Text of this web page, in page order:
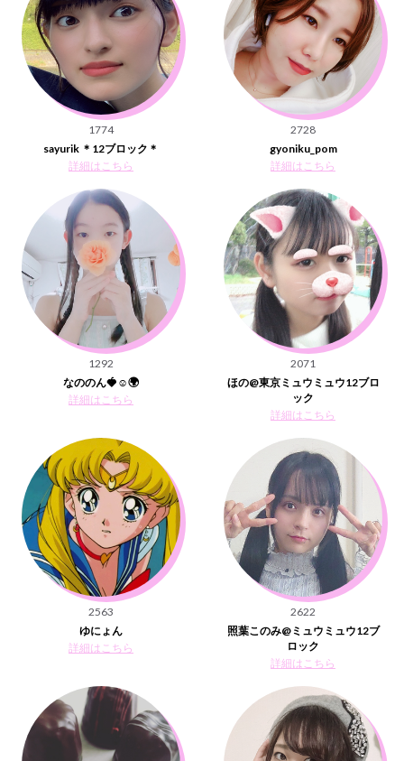
1774
sayurik ＊12ブロック＊
詳細はこちら
2728
gyoniku_pom
詳細はこちら
1292
なののん🍓☺️🌍
詳細はこちら
2071
ほの@東京ミュウミュウ12ブロ
ック
詳細はこちら
2563
ゆにょん
詳細はこちら
2622
照葉このみ@ミュウミュウ12ブ
ロック
詳細はこちら